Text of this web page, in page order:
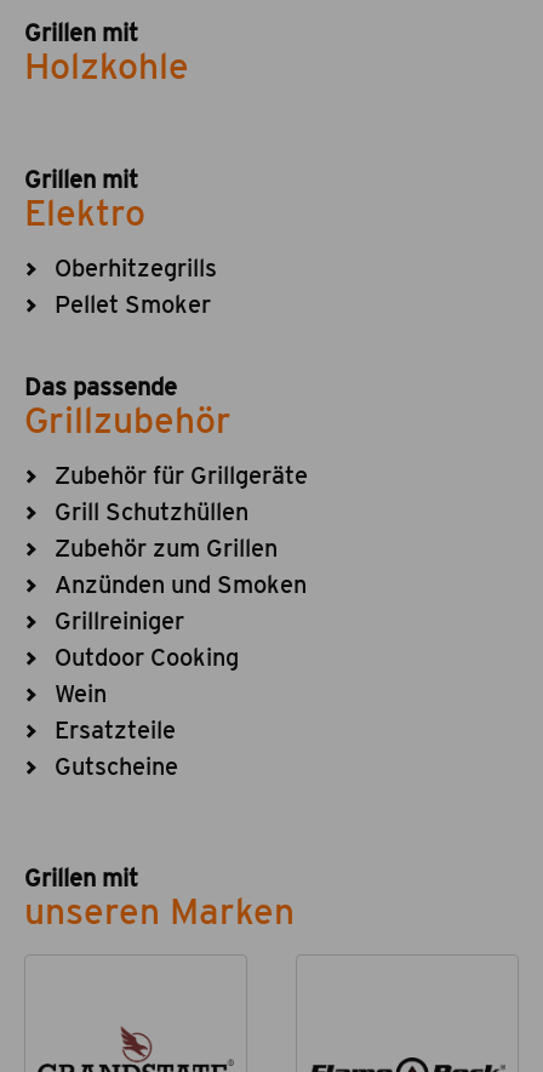
Grillen mit
Holzkohle
Grillen mit
Elektro
Oberhitzegrills
Pellet Smoker
Das passende
Grillzubehör
Zubehör für Grillgeräte
Grill Schutzhüllen
Zubehör zum Grillen
Anzünden und Smoken
Grillreiniger
Outdoor Cooking
Wein
Ersatzteile
Gutscheine
Grillen mit
unseren Marken